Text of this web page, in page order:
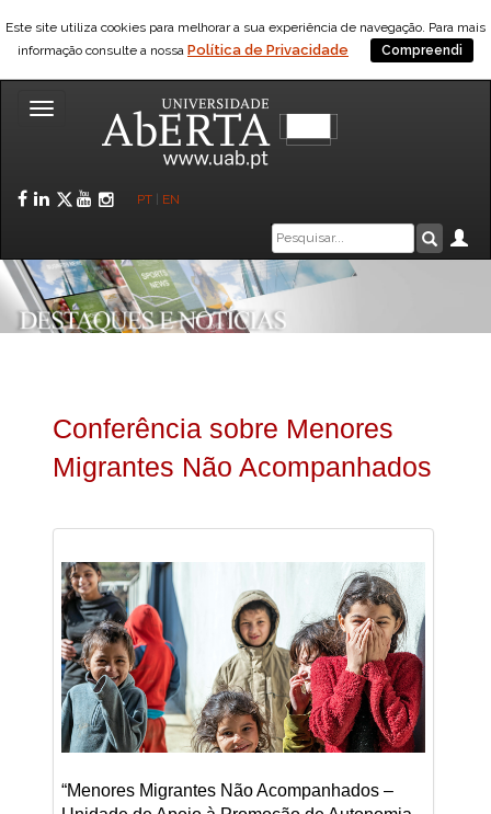
Este site utiliza cookies para melhorar a sua experiência de navegação. Para mais
informação consulte a nossa Política de Privacidade Compreendi
Toggle
Facebook
LinkedIn
Twitter
YouTube
Instagram
PT EN
Caixa
de
pesquisa
Conferência sobre Menores
Migrantes Não Acompanhados
“Menores Migrantes Não Acompanhados –